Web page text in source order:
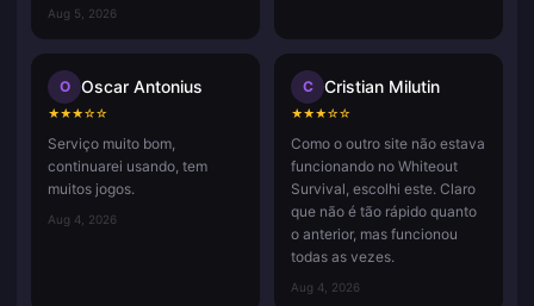
Aug 5, 2026
O Oscar Antonius
★★★☆☆
Serviço muito bom,
continuarei usando, tem
muitos jogos.
Aug 4, 2026
C Cristian Milutin
★★★☆☆
Como o outro site não estava
funcionando no Whiteout
Survival, escolhi este. Claro
que não é tão rápido quanto
o anterior, mas funcionou
todas as vezes.
Aug 4, 2026